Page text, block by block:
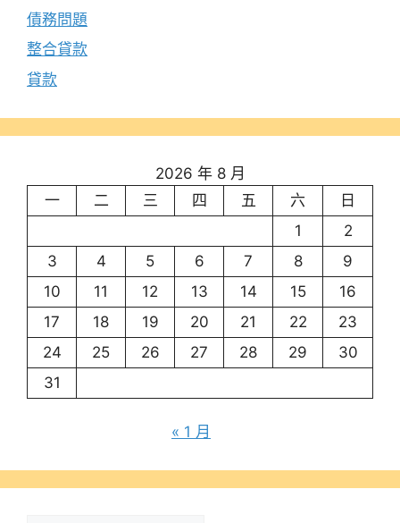
債務問題
整合貸款
貸款
2026 年 8 月
一
二 三 四 五 六
日
1
2
3
4 5 6 7 8
9
10
11 12 13 14 15
16
17
18 19 20 21 22
23
24
25 26 27 28 29
30
31
« 1 月